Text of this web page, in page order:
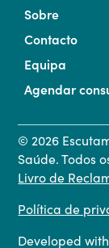
Sobre
Contacto
Equipa
Agendar
©2026
Saúde. Todos
Livro de
Política de
Developed with